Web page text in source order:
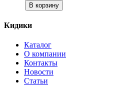
В корзину
Кидики
Каталог
О компании
Контакты
Новости
Статьи